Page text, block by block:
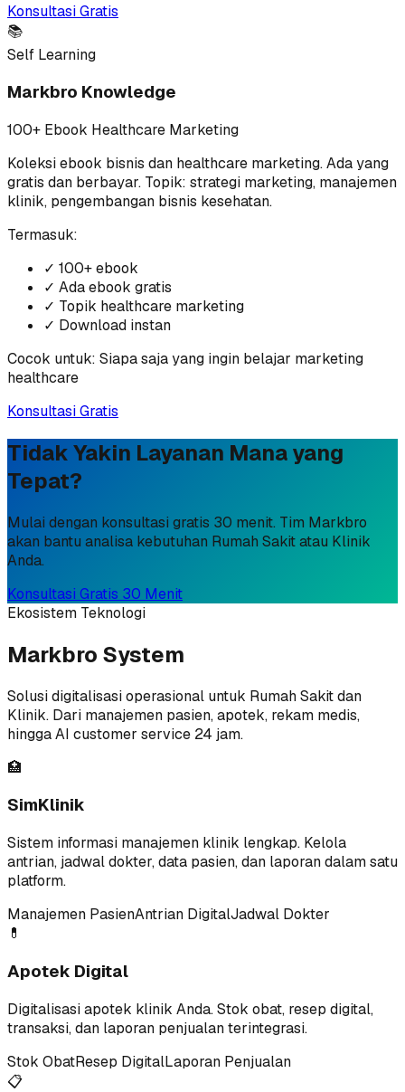
Konsultasi Gratis
📚
Self Learning
Markbro Knowledge
100+ Ebook Healthcare Marketing
Koleksi ebook bisnis dan healthcare marketing. Ada yang
gratis dan berbayar. Topik: strategi marketing, manajemen
klinik, pengembangan bisnis kesehatan.
Termasuk:
✓ 100+ ebook
✓ Ada ebook gratis
✓ Topik healthcare marketing
✓ Download instan
Cocok untuk: Siapa saja yang ingin belajar marketing
healthcare
Konsultasi Gratis
Tidak Yakin Layanan Mana yang
Tepat?
Mulai dengan konsultasi gratis 30 menit. Tim Markbro
akan bantu analisa kebutuhan Rumah Sakit atau Klinik
Anda.
Konsultasi Gratis 30 Menit
Ekosistem Teknologi
Markbro System
Solusi digitalisasi operasional untuk Rumah Sakit dan
Klinik. Dari manajemen pasien, apotek, rekam medis,
hingga AI customer service 24 jam.
🏥
SimKlinik
Sistem informasi manajemen klinik lengkap. Kelola
antrian, jadwal dokter, data pasien, dan laporan dalam satu
platform.
Manajemen PasienAntrian DigitalJadwal Dokter
💊
Apotek Digital
Digitalisasi apotek klinik Anda. Stok obat, resep digital,
transaksi, dan laporan penjualan terintegrasi.
Stok ObatResep DigitalLaporan Penjualan
📋